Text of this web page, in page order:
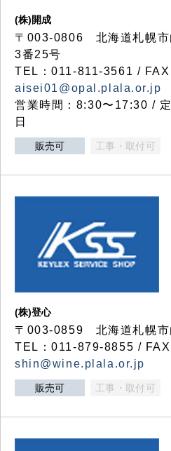
(株)開成
〒003-0806 北海道札幌市
3番25号
TEL：011-811-3561 /
aisei01@opal.plala.or.jp
営業時間：8:30〜17:30 /
日
販売可 工事・取付可
(株)登心
〒003-0859 北海道札幌市
TEL：011-879-8855 /
shin@wine.plala.or.jp
販売可 工事・取付可